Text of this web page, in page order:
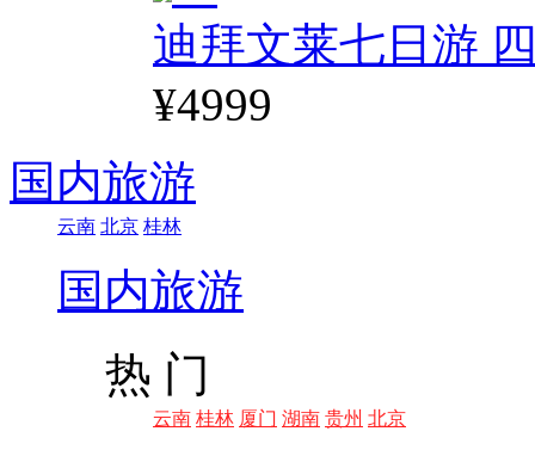
迪拜文莱七日游
¥4999
国内旅游
云南 北京 桂林
国内旅游
热 门
云南 桂林 厦门 湖南 贵州 北京